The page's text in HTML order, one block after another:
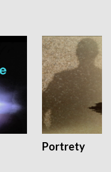
Portrety